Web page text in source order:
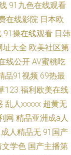
91九色在线观看
在线影院 日本欧
91操在线观看 日韩
址大全 欧美社区第
线公开 AV蜜桃吃
品91视频 69热最
123 福利欧美在线
乱人xxxxx 超黄无
网 精品亚洲成a人
成人精品无 91国产
文学色 国产主播第